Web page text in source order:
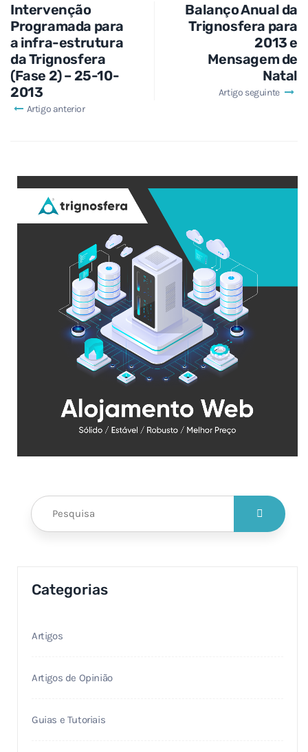
Intervenção
Programada para
a infra-estrutura
da Trignosfera
(Fase 2) – 25-10-
2013
Artigo anterior
Balanço Anual da
Trignosfera para
2013 e
Mensagem de
Natal
Artigo seguinte
Categorias
Artigos
Artigos de Opinião
Guias e Tutoriais